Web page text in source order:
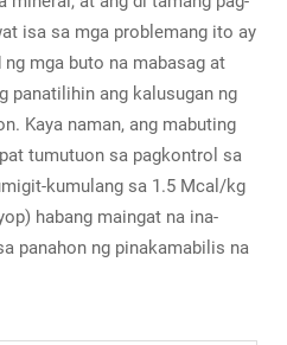
isa sa mga problemang ito ay
mga buto na mabasag at
panatilihin ang kalusugan ng
Kaya naman, ang mabuting
tumutuon sa pagkontrol sa
kumulang sa 1.5 Mcal/kg
habang maingat na ina-
panahon ng pinakamabilis na